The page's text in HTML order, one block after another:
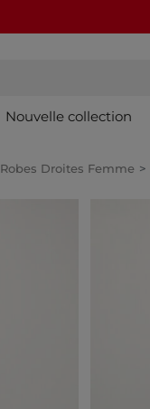
Nouvelle collection
Robes Droites Femme